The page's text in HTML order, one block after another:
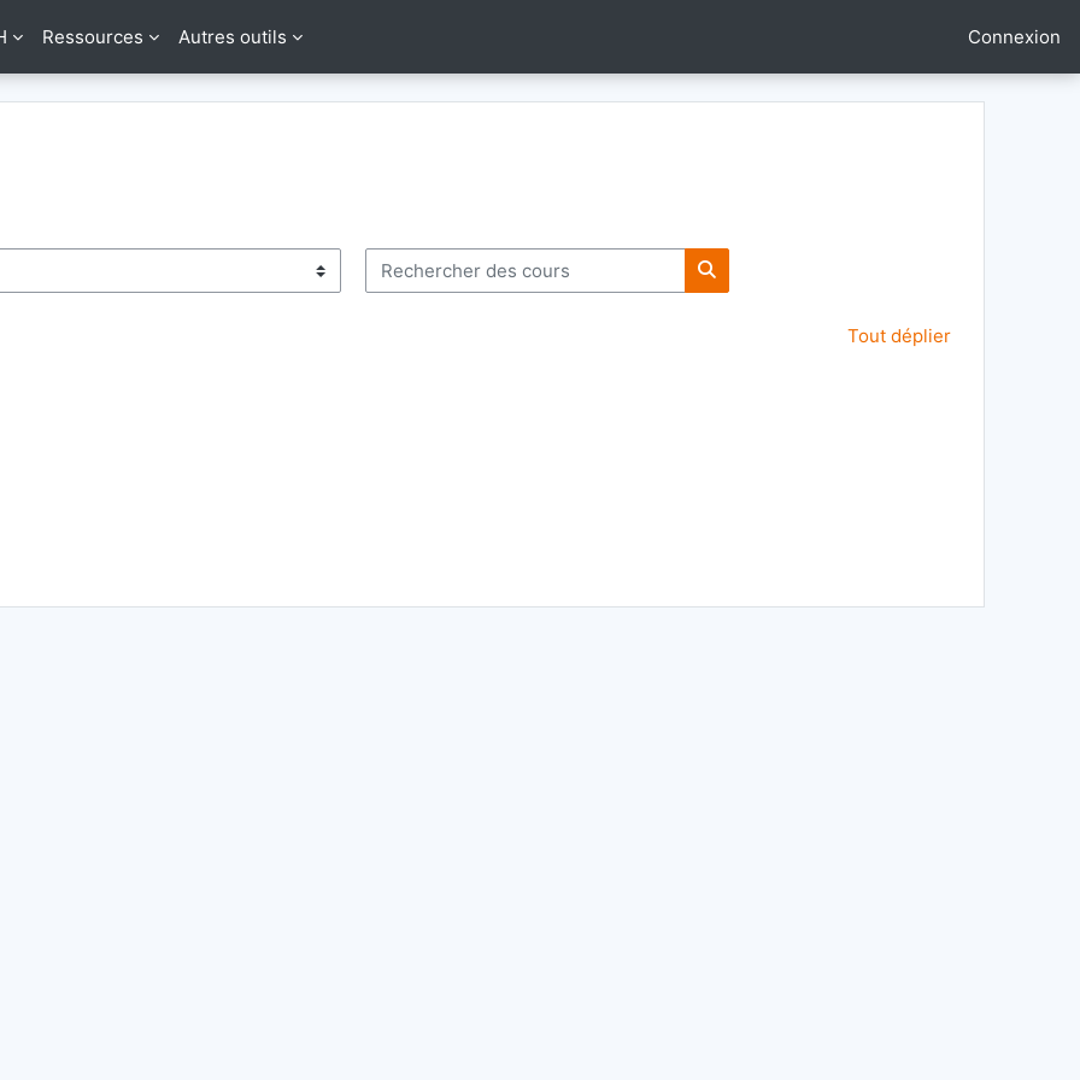
Ressources Autres outils Connexion
Rechercher des cours
Rechercher des cours
Tout déplier